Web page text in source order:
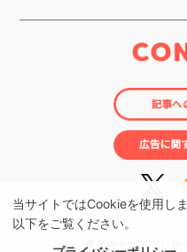
当サイトではCookieを使用し
以下をご覧ください。
© nobico（のびこ）